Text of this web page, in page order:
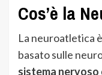
Cos’è la
La neuroatletica
basato sulle
sistema nervoso